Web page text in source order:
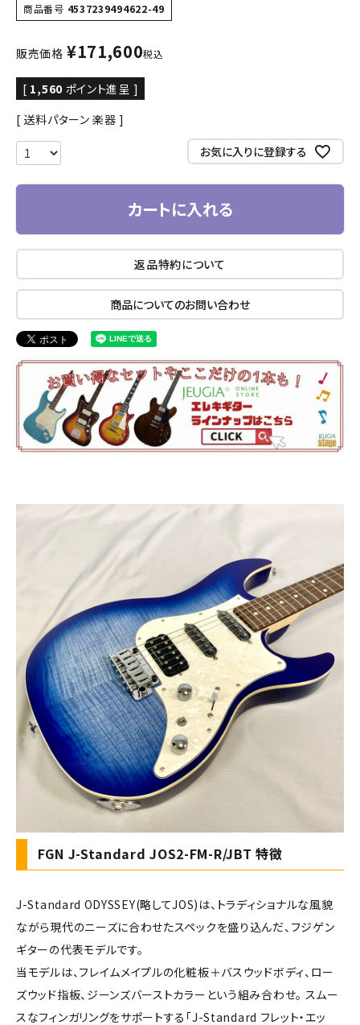
商品番号 4537239494622-49
販売価格 ¥171,600税込
[ 1,560 ポイント進呈 ]
送料パターン 楽器
お気に入りに登録する
カートに入れる
返品特約について
商品についてのお問い合わせ
FGN J-Standard JOS2-FM-R/JBT 特徴
J-Standard ODYSSEY(略してJOS)は、トラディショナルな風貌
ながら現代のニーズに合わせたスペックを盛り込んだ、フジゲン
ギターの代表モデルです。
当モデルは、フレイムメイプルの化粧板＋バスウッドボディ、ロー
ズウッド指板、ジーンズバーストカラーという組み合わせ。 スムー
スなフィンガリングをサポートする「J-Standard フレット・エッ